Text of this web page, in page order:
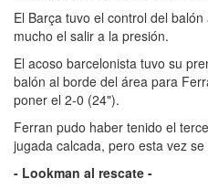
El Barça tuvo el control del
mucho el salir a la presión.
El acoso barcelonista tuvo su
balón al borde del área para
poner el 2-0 (24").
Ferran pudo haber tenido el
jugada calcada, pero esta vez
- Lookman al rescate -